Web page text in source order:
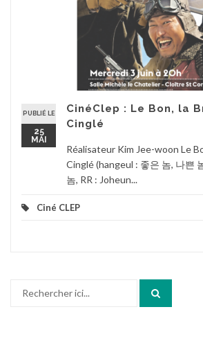
PUBLIÉ LE
25
MAI
CinéClep : Le Bon, la
Cinglé
Réalisateur Kim Jee-woon Le
Cinglé (hangeul : 좋은 놈, 나쁜
놈, RR : Joheun...
Ciné CLEP